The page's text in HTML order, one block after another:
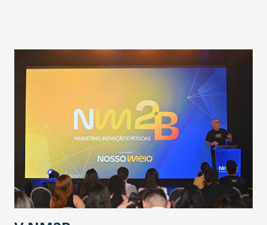
população suspeita e de cuidados com os ambientes
públicos e domiciliares. “Nós não estamos vivendo uma
epidemia comum, como temos em todos os anos, com
aumento de casos de dengue, influenza ou H1N1. Trata-se
de uma epidemia com um vírus diferente, com um poder de
contaminação maior que outros coronavírus”, apontou o
secretário. Segundo ele, é uma epidemia com chance de
contaminação alta, podendo gerar um grande risco à
população e ao sistema de saúde. “Precisamos saber fazer a
estratificação do risco da doença, para não so...